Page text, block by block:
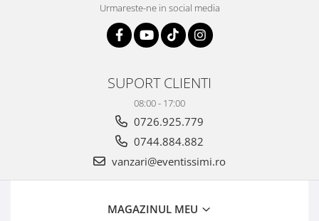
Urmareste-ne in social media
SUPORT CLIENTI
08:00 - 17:00
0726.925.779
0744.884.882
vanzari@eventissimi.ro
MAGAZINUL MEU